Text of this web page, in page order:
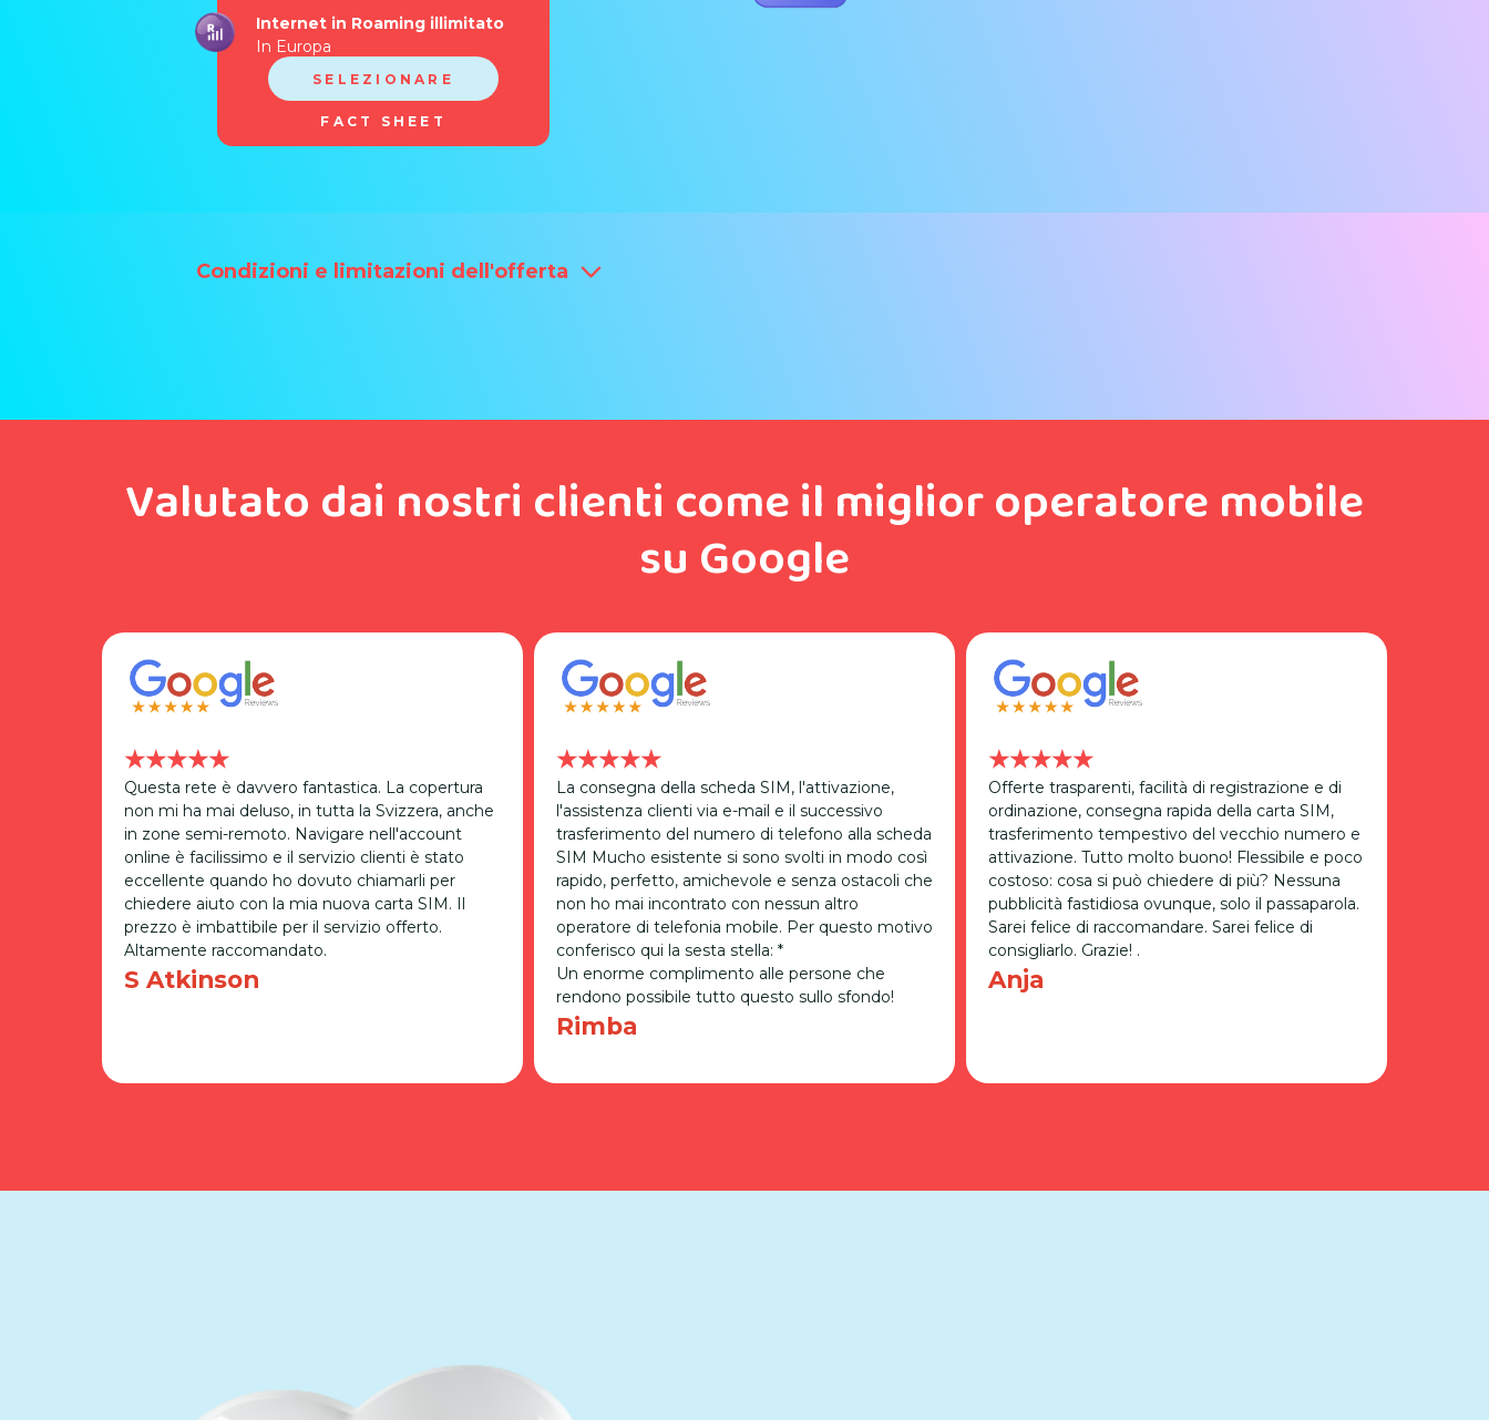
Internet in Roaming illimitato
In Europa
SELEZIONARE
FACT SHEET
Condizioni e limitazioni dell'offerta
Valutato dai nostri clienti come il miglior operatore mobile
su Google
★★★★★
Questa rete è davvero fantastica. La copertura
non mi ha mai deluso, in tutta la Svizzera, anche
in zone semi-remoto. Navigare nell'account
online è facilissimo e il servizio clienti è stato
eccellente quando ho dovuto chiamarli per
chiedere aiuto con la mia nuova carta SIM. Il
prezzo è imbattibile per il servizio offerto.
Altamente raccomandato.
S Atkinson
★★★★★
La consegna della scheda SIM, l'attivazione,
l'assistenza clienti via e-mail e il successivo
trasferimento del numero di telefono alla scheda
SIM Mucho esistente si sono svolti in modo così
rapido, perfetto, amichevole e senza ostacoli che
non ho mai incontrato con nessun altro
operatore di telefonia mobile. Per questo motivo
conferisco qui la sesta stella: *
Un enorme complimento alle persone che
rendono possibile tutto questo sullo sfondo!
Rimba
★★★★★
Offerte trasparenti, facilità di registrazione e di
ordinazione, consegna rapida della carta SIM,
trasferimento tempestivo del vecchio numero e
attivazione. Tutto molto buono! Flessibile e poco
costoso: cosa si può chiedere di più? Nessuna
pubblicità fastidiosa ovunque, solo il passaparola.
Sarei felice di raccomandare. Sarei felice di
consigliarlo. Grazie! .
Anja
Previous